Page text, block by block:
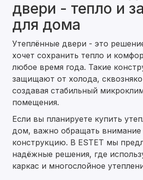
двери - тепло и
для дома
Утеплённые двери - это
хочет сохранить тепло и
любое время года. Такие
защищают от холода,
создавая стабильный
помещения.
Если вы планируете купить
дом, важно обращать внимание
конструкцию. В ESTET мы
надёжные решения, где
каркас и многослойное